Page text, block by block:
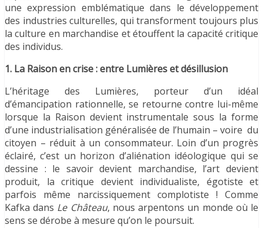
une expression emblématique dans le développement
des industries culturelles, qui transforment toujours plus
la culture en marchandise et étouffent la capacité critique
des individus.
1. La Raison en crise : entre Lumières et désillusion
L’héritage des Lumières, porteur d’un idéal
d’émancipation rationnelle, se retourne contre lui-même
lorsque la Raison devient instrumentale sous la forme
d’une industrialisation généralisée de l’humain – voire du
citoyen – réduit à un consommateur. Loin d’un progrès
éclairé, c’est un horizon d’aliénation idéologique qui se
dessine : le savoir devient marchandise, l’art devient
produit, la critique devient individualiste, égotiste et
parfois même narcissiquement complotiste ! Comme
Kafka dans Le Château, nous arpentons un monde où le
sens se dérobe à mesure qu’on le poursuit.